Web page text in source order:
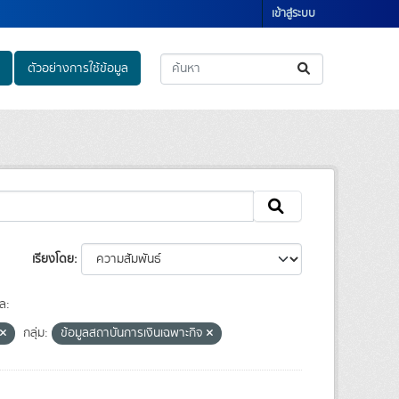
เข้าสู่ระบบ
ตัวอย่างการใช้ข้อมูล
เรียงโดย
:
กลุ่ม:
ข้อมูลสถาบันการเงินเฉพาะกิจ